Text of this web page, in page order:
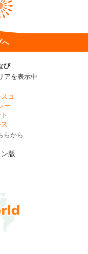
へ
び
アを表示中
コ
ー
らから
版